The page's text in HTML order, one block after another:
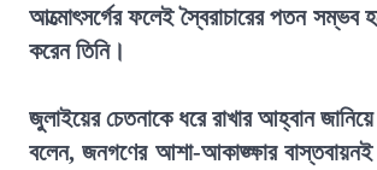
আত্মোৎসর্গের ফলেই স্বৈরাচারের পতন সম্ভব
করেন তিনি।
জুলাইয়ের চেতনাকে ধরে রাখার আহ্বান জানিয়ে
বলেন, জনগণের আশা-আকাঙ্ক্ষার